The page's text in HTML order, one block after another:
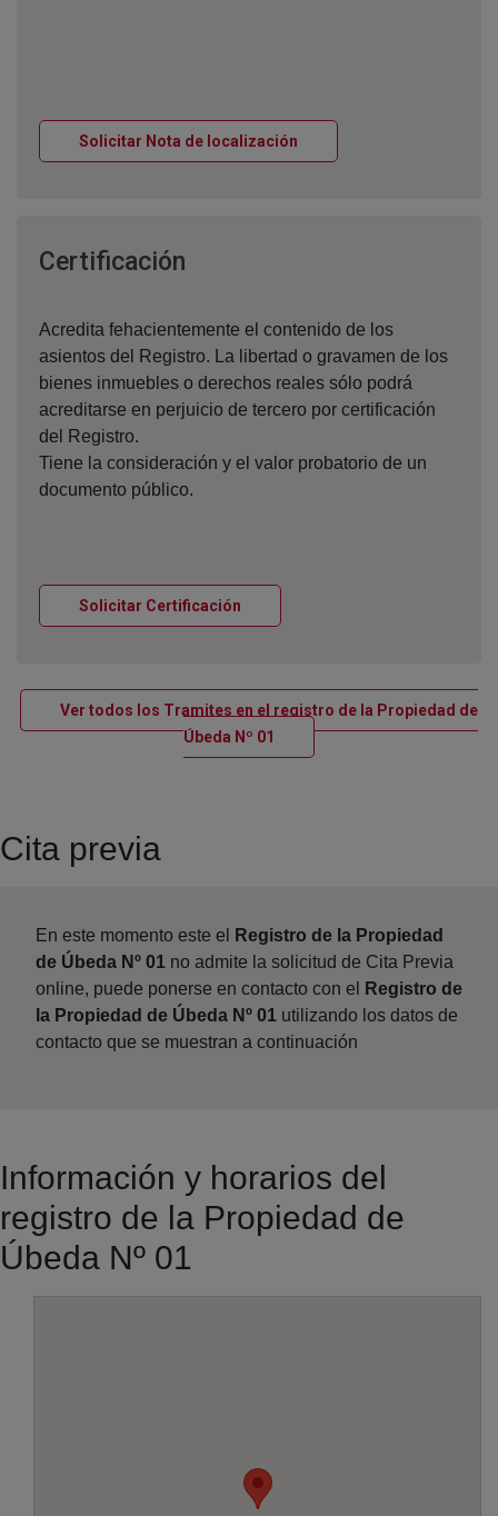
Solicitar Nota de localización
Certificación
Acredita fehacientemente el contenido de los
asientos del Registro. La libertad o gravamen de los
bienes inmuebles o derechos reales sólo podrá
acreditarse en perjuicio de tercero por certificación
del Registro.
Tiene la consideración y el valor probatorio de un
documento público.
Solicitar Certificación
Ver todos los Tramites en el registro de la Propiedad de
Úbeda Nº 01
Ventana nueva
Cita previa
En este momento este el
Registro de la Propiedad
de Úbeda Nº 01 no admite la solicitud de Cita Previa
online, puede ponerse en contacto con el
Registro de
la Propiedad de Úbeda Nº 01 utilizando los datos de
contacto que se muestran a continuación
Información y horarios del
registro de la Propiedad de
Úbeda Nº 01